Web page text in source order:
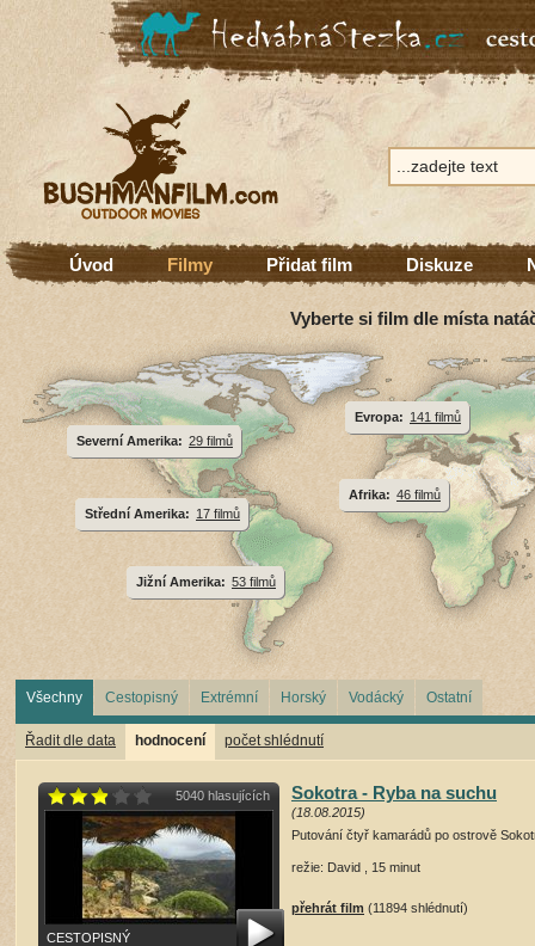
Úvod Filmy Přidat film Diskuze
Vyberte si film dle místa
Afrika: 46 filmů
Evropa: 141 filmů
Jižní Amerika: 53 filmů
Severní Amerika: 29 filmů
Střední Amerika: 17 filmů
Všechny Cestopisný Extrémní Horský Vodácký Ostatní
Řadit dle data hodnocení počet shlédnutí
5040 hlasujících
CESTOPISNÝ
Sokotra - Ryba na suchu
(18.08.2015)
Putování čtyř kamarádů po ostrově
režie: David , 15 minut
přehrát film (11894 shlédnutí)